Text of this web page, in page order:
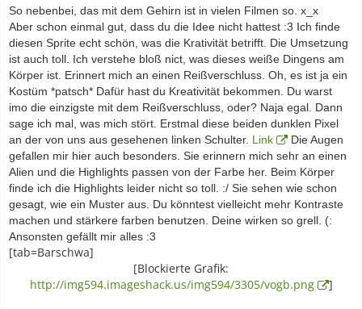
So nebenbei, das mit dem Gehirn ist in vielen Filmen so. x_x
Aber schon einmal gut, dass du die Idee nicht hattest :3 Ich finde
diesen Sprite echt schön, was die Krativität betrifft. Die Umsetzung
ist auch toll. Ich verstehe bloß nict, was dieses weiße Dingens am
Körper ist. Erinnert mich an einen Reißverschluss. Oh, es ist ja ein
Kostüm *patsch* Dafür hast du Kreativität bekommen. Du warst
imo die einzigste mit dem Reißverschluss, oder? Naja egal. Dann
sage ich mal, was mich stört. Erstmal diese beiden dunklen Pixel
an der von uns aus gesehenen linken Schulter. Link
Die Augen
gefallen mir hier auch besonders. Sie erinnern mich sehr an einen
Alien und die Highlights passen von der Farbe her. Beim Körper
finde ich die Highlights leider nicht so toll. :/ Sie sehen wie schon
gesagt, wie ein Muster aus. Du könntest vielleicht mehr Kontraste
machen und stärkere farben benutzen. Deine wirken so grell. (:
Ansonsten gefällt mir alles :3
[tab=Barschwa]
[Blockierte Grafik:
http://img594.imageshack.us/img594/3305/vogb.png
]